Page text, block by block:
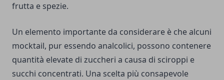
frutta e spezie.
Un elemento importante da considerare è che alcuni
mocktail, pur essendo analcolici, possono contenere
quantità elevate di zuccheri a causa di sciroppi e
succhi concentrati. Una scelta più consapevole